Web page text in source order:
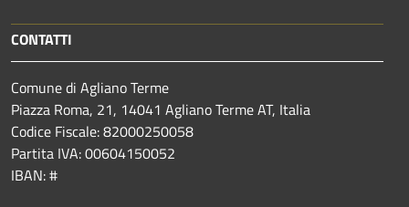
CONTATTI
Comune di Agliano Terme
Piazza Roma, 21, 14041 Agliano Terme AT, Italia
Codice Fiscale: 82000250058
Partita IVA: 00604150052
IBAN: #